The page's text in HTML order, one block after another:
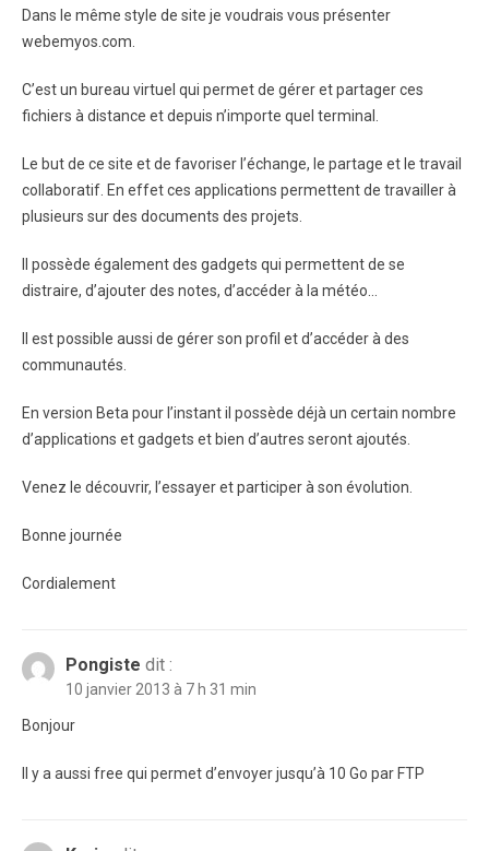
Dans le même style de site je voudrais vous présenter
webemyos.com.
C’est un bureau virtuel qui permet de gérer et partager ces
fichiers à distance et depuis n’importe quel terminal.
Le but de ce site et de favoriser l’échange, le partage et le travail
collaboratif. En effet ces applications permettent de travailler à
plusieurs sur des documents des projets.
Il possède également des gadgets qui permettent de se
distraire, d’ajouter des notes, d’accéder à la météo…
Il est possible aussi de gérer son profil et d’accéder à des
communautés.
En version Beta pour l’instant il possède déjà un certain nombre
d’applications et gadgets et bien d’autres seront ajoutés.
Venez le découvrir, l’essayer et participer à son évolution.
Bonne journée
Cordialement
Pongiste dit :
10 janvier 2013 à 7 h 31 min
Bonjour
Il y a aussi free qui permet d’envoyer jusqu’à 10 Go par FTP